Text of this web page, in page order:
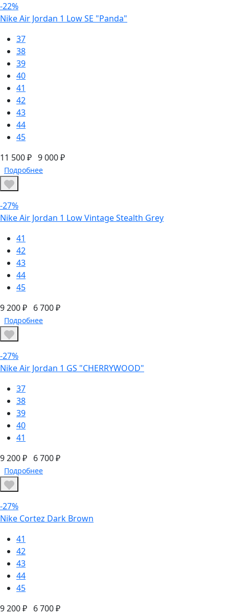
-22%
Nike Air Jordan 1 Low SE "Panda"
37
38
39
40
41
42
43
44
45
11 500 ₽ 9 000 ₽
Подробнее
-27%
Nike Air Jordan 1 Low Vintage Stealth Grey
41
42
43
44
45
9 200 ₽ 6 700 ₽
Подробнее
-27%
Nike Air Jordan 1 GS "CHERRYWOOD"
37
38
39
40
41
9 200 ₽ 6 700 ₽
Подробнее
-27%
Nike Cortez Dark Brown
41
42
43
44
45
9 200 ₽ 6 700 ₽